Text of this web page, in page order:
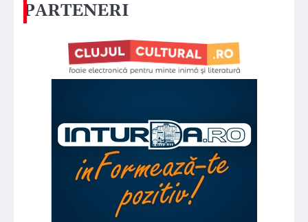
PARTENERI